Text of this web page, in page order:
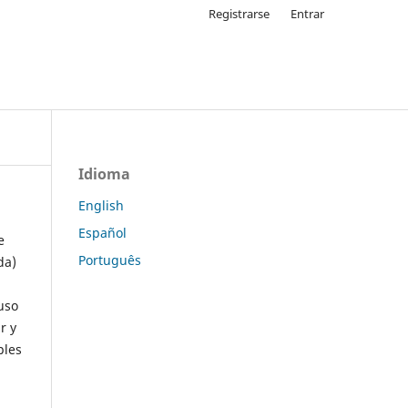
Registrarse Entrar
y
Idioma
English
Español
Português